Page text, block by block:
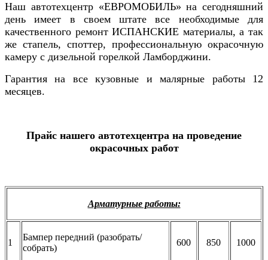
Наш автотехцентр «ЕВРОМОБИЛЬ» на сегодняшний
день имеет в своем штате все необходимые для
качественного ремонт ИСПАНСКИЕ материалы, а так
же стапель, споттер, профессиональную окрасочную
камеру с дизельной горелкой Ламборджини.
Гарантия на все кузовные и малярные работы 12
месяцев.
Прайс нашего автотехцентра на проведение
окрасочных работ
Арматурные работы:
1
Бампер передний (разобрать/
собрать)
600 850 1000